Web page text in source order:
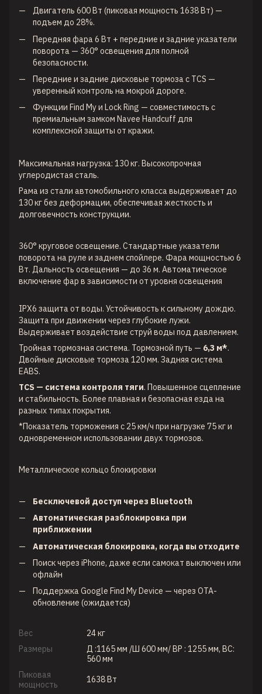
Двигатель 600 Вт (пиковая мощность 1638 Вт) —
подъем до 28%.
Передняя фара 6 Вт + передние и задние указатели
поворота — 360° освещения для полной
безопасности.
Передние и задние дисковые тормоза с TCS —
уверенный контроль на мокрой дороге.
Функции Find My и Lock Ring — совместимость с
премиальным замком Navee Handcuff для
комплексной защиты от кражи.
Максимальная нагрузка: 130 кг. Высокопрочная
углеродистая сталь.
Рама из стали автомобильного класса выдерживает до
130 кг без деформации, обеспечивая жесткость и
долговечность конструкции.
360° круговое освещение. Стандартные указатели
поворота на руле и заднем спойлере. Фара мощностью 6
Вт. Дальность освещения — до 36 м. Автоматическое
включение фар в зависимости от уровня освещения
IPX6 защита от воды. Устойчивость к сильному дождю.
Защита при движении через глубокие лужи.
Выдерживает воздействие струй воды под давлением.
Тройная тормозная система. Тормозной путь — 6,3 м*.
Двойные дисковые тормоза 120 мм. Задняя система
EABS.
TCS — система контроля тяги. Повышенное сцепление
и стабильность. Более плавная и безопасная езда на
разных типах покрытия.
*Показатель торможения с 25 км/ч при нагрузке 75 кг и
одновременном использовании двух тормозов.
Металлическое кольцо блокировки
Бесключевой доступ через Bluetooth
Автоматическая разблокировка при
приближении
Автоматическая блокировка, когда вы отходите
Поиск через iPhone, даже если самокат выключен или
офлайн
Поддержка Google Find My Device — через OTA-
обновление (ожидается)
Вес
24 кг
Размеры
Д :1165 мм /Ш 600 мм/ ВР : 1255 мм, ВС:
560 мм
Пиковая
мощность
1638 Вт